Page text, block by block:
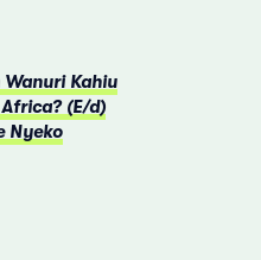
Wanuri Kahiu
(E/d)
Nyeko